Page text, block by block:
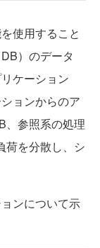
使用すること
）のデータ
ケーション
ョンからのア
、参照系の処理
荷を分散し、シ
ンについて示